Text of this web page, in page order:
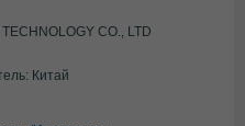
CO., LTD
Китай